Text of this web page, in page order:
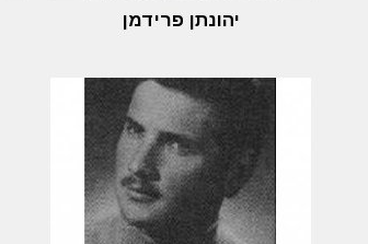
יהונתן פרידמן